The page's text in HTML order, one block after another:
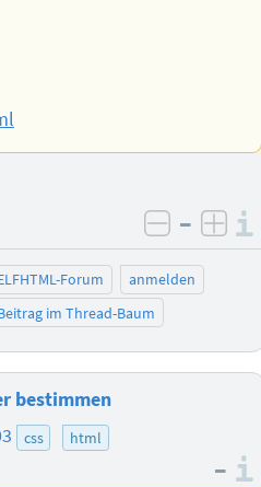
negativ
–
Forum
anmelden
im Thread-Baum
bestimmen
css html
–